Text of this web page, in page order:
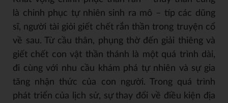
là chinh phục tự nhiên sinh ra mô – típ các dũng
sĩ, người tài giỏi giết chết rắn thần trong truyện cổ
về sau. Từ cầu thân, phụng thờ đến giải thiêng và
giết chết con vật thần thánh là một quá trình dài,
đi cùng với nhu cầu khám phá tự nhiên và sự gia
tăng nhận thức của con người. Trong quá trình
phát triển của lịch sử, sự thay đổi về điều kiện địa